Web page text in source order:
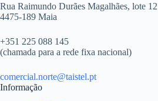
Rua Raimundo Durães Magalhães, lote 12
4475-189 Maia
+351 225 088 145
(chamada para a rede fixa nacional)
comercial.norte@taistel.pt
Informação